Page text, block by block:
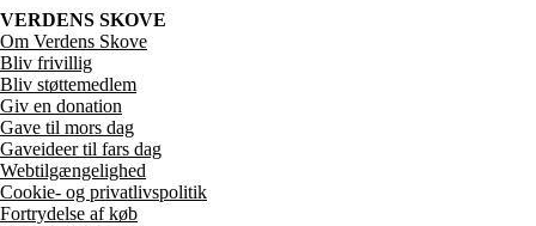
VERDENS SKOVE
Om Verdens Skove
Bliv frivillig
Bliv støttemedlem
Giv en donation
Gave til mors dag
Gaveideer til fars dag
Webtilgængelighed
Cookie- og privatlivspolitik
Fortrydelse af køb